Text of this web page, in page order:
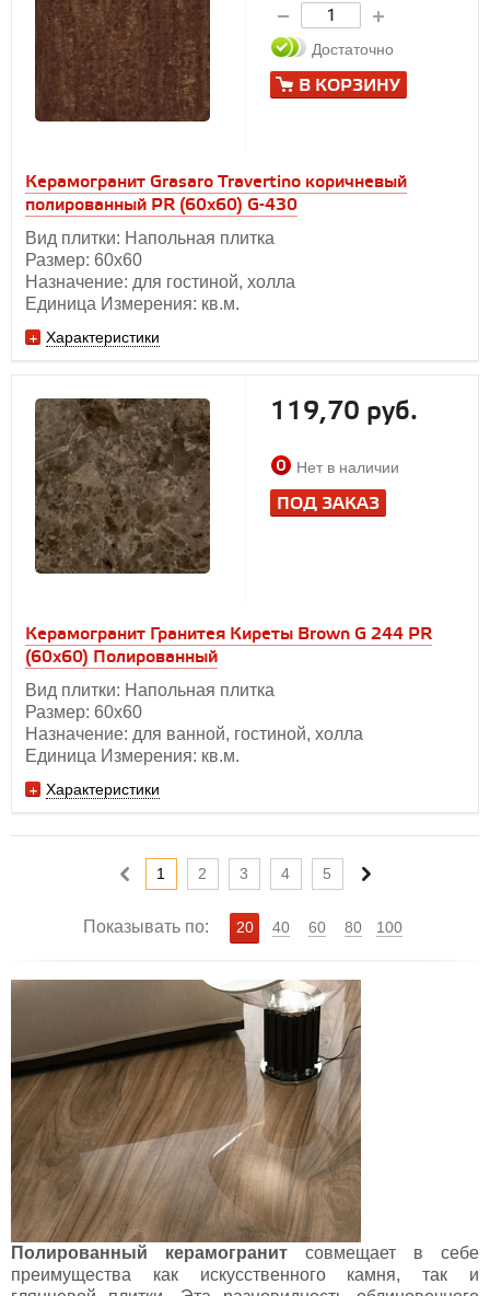
Керамогранит Grasaro Travertino коричневый
полированный PR (60х60) G-430
Вид плитки: Напольная плитка
Размер: 60х60
Назначение: для гостиной, холла
Единица Измерения: кв.м.
Характеристики
Достаточно
В КОРЗИНУ
Керамогранит Гранитея Киреты Brown G 244 PR
(60х60) Полированный
Вид плитки: Напольная плитка
Размер: 60х60
Назначение: для ванной, гостиной, холла
Единица Измерения: кв.м.
Характеристики
119,70 руб.
Нет в наличии
ПОД ЗАКАЗ
1 2 3 4 5
Показывать по: 20 40 60 80 100
Полированный керамогранит совмещает в себе
преимущества как искусственного камня, так и